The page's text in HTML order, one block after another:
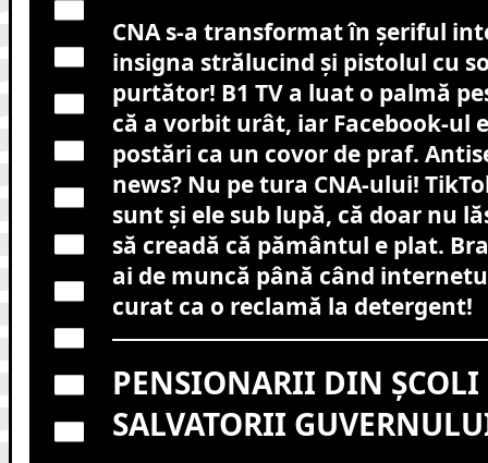
CNA s-a transformat în șeriful
insigna strălucind și pistolul cu
purtător! B1 TV a luat o palmă
că a vorbit urât, iar Facebook-ul
postări ca un covor de praf.
news? Nu pe tura CNA-ului!
sunt și ele sub lupă, că doar nu
să creadă că pământul e plat.
ai de muncă până când
curat ca o reclamă la detergent!
PENSIONARII DIN ȘCOLI
SALVATORII